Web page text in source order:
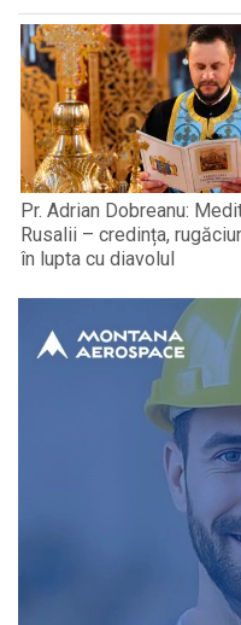
Pr. Adrian Dobreanu:
Rusalii – credința,
în lupta cu diavolul